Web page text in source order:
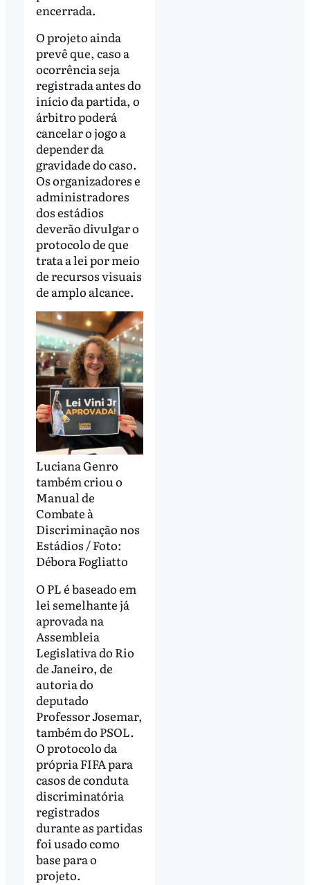
encerrada.
O projeto ainda
prevê que, caso a
ocorrência seja
registrada antes do
início da partida, o
árbitro poderá
cancelar o jogo a
depender da
gravidade do caso.
Os organizadores e
administradores
dos estádios
deverão divulgar o
protocolo de que
trata a lei por meio
de recursos visuais
de amplo alcance.
Luciana Genro
também criou o
Manual de
Combate à
Discriminação nos
Estádios / Foto:
Débora Fogliatto
O PL é baseado em
lei semelhante já
aprovada na
Assembleia
Legislativa do Rio
de Janeiro, de
autoria do
deputado
Professor Josemar,
também do PSOL.
O protocolo da
própria FIFA para
casos de conduta
discriminatória
registrados
durante as partidas
foi usado como
base para o
projeto.